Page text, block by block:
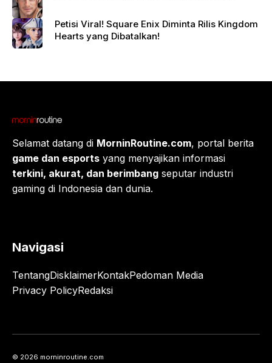
Petisi Viral! Square Enix Diminta Rilis Kingdom
Hearts yang Dibatalkan!
Selamat datang di MorninRoutine.com, portal berita
game dan esports yang menyajikan informasi
terkini, akurat, dan berimbang seputar industri
gaming di Indonesia dan dunia.
Navigasi
TentangDisklaimerKontakPedoman Media
Privacy PolicyRedaksi
© 2026 morninroutine.com